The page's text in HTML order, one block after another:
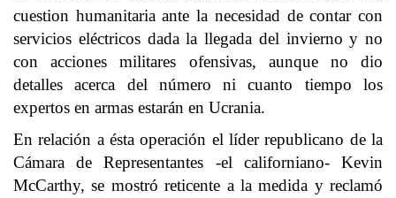
cuestion humanitaria ante la necesidad de contar con
servicios eléctricos dada la llegada del invierno y no
con acciones militares ofensivas, aunque no dio
detalles acerca del número ni cuanto tiempo los
expertos en armas estarán en Ucrania.
En relación a ésta operación el líder republicano de la
Cámara de Representantes -el californiano- Kevin
McCarthy, se mostró reticente a la medida y reclamó